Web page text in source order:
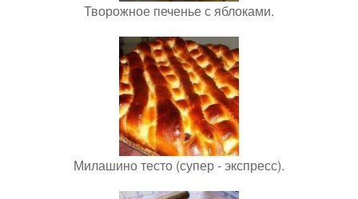
Творожное печенье с яблоками.
Милашино тесто (супер - экспресс).